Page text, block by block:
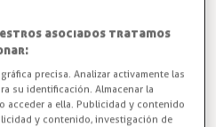
G-72, acabado cromado
de cámara frigorífica.
en 24/48h
-0,49 €
asociados tratamos
precisa. Analizar activamente las
su identificación. Almacenar la
a ella. Publicidad y contenido
y contenido, investigación de